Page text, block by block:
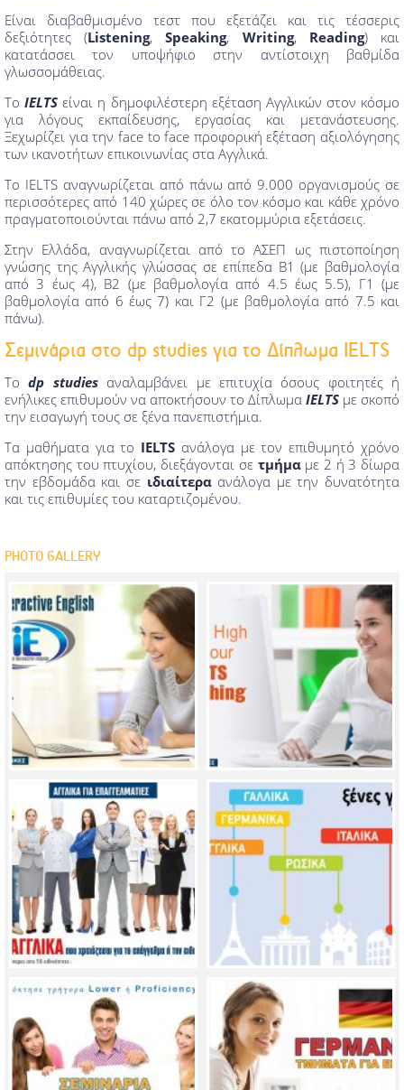
Είναι διαβαθμισμένο τεστ που εξετάζει και τις τέσσερις
δεξιότητες (Listening,Speaking, Writing, Reading) και
κατατάσσει τον υποψήφιο στην αντίστοιχη βαθμίδα
γλωσσομάθειας.
ToIELTS είναι η δημοφιλέστερη εξέταση Αγγλικών στον κόσμο
για λόγους εκπαίδευσης, εργασίας και μετανάστευσης.
Ξεχωρίζει για την face to face προφορική εξέταση αξιολόγησης
των ικανοτήτων επικοινωνίας στα Αγγλικά.
Το IELTS αναγνωρίζεται από πάνω από 9.000 οργανισμούς σε
περισσότερες από 140 χώρες σε όλο τον κόσμο και κάθε χρόνο
πραγματοποιούνται πάνω από 2,7 εκατομμύρια εξετάσεις.
Στην Ελλάδα, αναγνωρίζεται από το ΑΣΕΠ ως πιστοποίηση
γνώσης της Αγγλικής γλώσσας σε επίπεδα Β1 (με βαθμολογία
από 3 έως 4), Β2 (με βαθμολογία από 4.5 έως 5.5), Γ1 (με
βαθμολογία από 6 έως 7) και Γ2 (με βαθμολογία από 7.5 και
πάνω).
Σεμινάρια στο dp studies για το Δίπλωμα IELTS
Τοdp studiesαναλαμβάνει με επιτυχία όσους φοιτητές ή
ενήλικες επιθυμούν να αποκτήσουν το Δίπλωμα IELTS με σκοπό
την εισαγωγή τους σε ξένα πανεπιστήμια.
Τα μαθήματα για το IELTS ανάλογα με τον επιθυμητό χρόνο
απόκτησης του πτυχίου, διεξάγονται σε τμήμαμε 2 ή 3 δίωρα
την εβδομάδα και σε ιδιαίτεραανάλογα με την δυνατότητα
και τις επιθυμίες του καταρτιζομένου.
PHOTO GALLERY